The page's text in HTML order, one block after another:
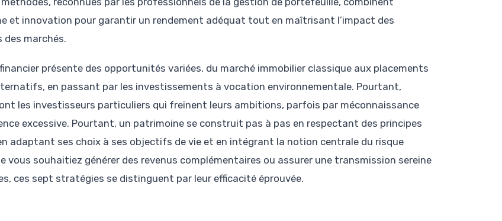
et innovation pour garantir un rendement adéquat tout en maîtrisant l’impact des
marchés.
présente des opportunités variées, du marché immobilier classique aux placements
en passant par les investissements à vocation environnementale. Pourtant,
les investisseurs particuliers qui freinent leurs ambitions, parfois par méconnaissance
excessive. Pourtant, un patrimoine se construit pas à pas en respectant des principes
adaptant ses choix à ses objectifs de vie et en intégrant la notion centrale du risque
vous souhaitiez générer des revenus complémentaires ou assurer une transmission sereine
ces sept stratégies se distinguent par leur efficacité éprouvée.